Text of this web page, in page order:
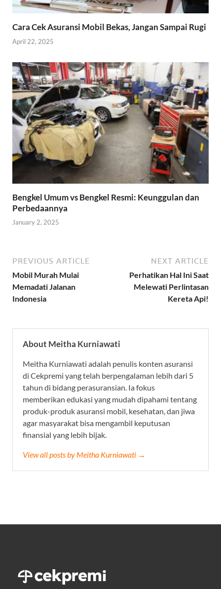
Cara Cek Asuransi Mobil Bekas, Jangan Sampai Rugi
April 22, 2025
Bengkel Umum vs Bengkel Resmi: Keunggulan dan
Perbedaannya
January 2, 2025
PREVIOUS ARTICLE
Mobil Murah Mulai
Memadati Jalanan
Indonesia
NEXT ARTICLE
Perhatikan Hal Ini Saat
Melewati Perlintasan
Kereta Api!
About Meitha Kurniawati
Meitha Kurniawati adalah penulis konten asuransi
di Cekpremi yang telah berpengalaman lebih dari 5
tahun di bidang perasuransian. Ia fokus
memberikan edukasi yang mudah dipahami tentang
produk-produk asuransi mobil, kesehatan, dan jiwa
agar masyarakat bisa mengambil keputusan
finansial yang lebih bijak.
View all posts by Meitha Kurniawati →